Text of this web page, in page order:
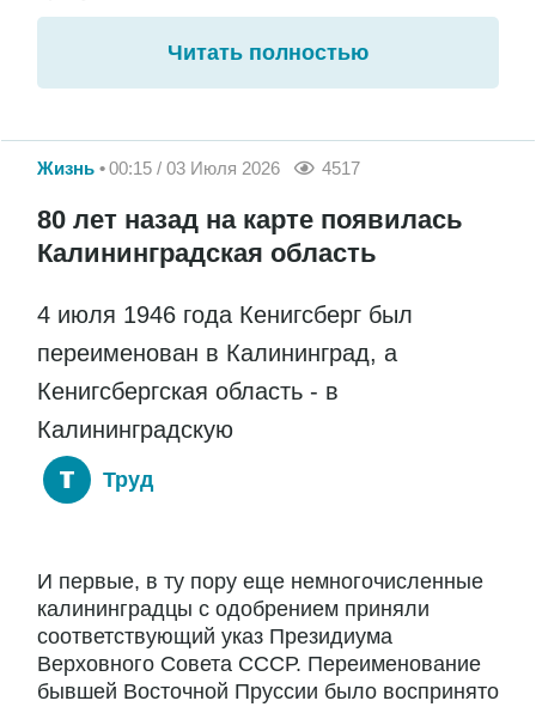
Читать полностью
Жизнь 00:15 / 03 Июля 2026 4517
80 лет назад на карте появилась
Калининградская область
4 июля 1946 года Кенигсберг был
переименован в Калининград, а
Кенигсбергская область - в
Калининградскую
Труд
И первые, в ту пору еще немногочисленные
калининградцы с одобрением приняли
соответствующий указ Президиума
Верховного Совета СССР. Переименование
бывшей Восточной Пруссии было воспринято